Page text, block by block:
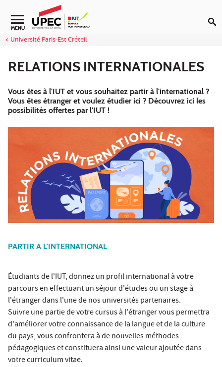
Aller au contenu
Navigation secondaire
MENU
Université Paris-Est Créteil
RELATIONS INTERNATIONALES
Vous êtes à l'IUT et vous souhaitez partir à l'international ?
Vous êtes étranger et voulez étudier ici ? Découvrez ici les
possibilités offertes par l'IUT !
PARTIR A L'INTERNATIONAL
Étudiants de l'IUT, donnez un profil international à votre
parcours en effectuant un séjour d'études ou un stage à
l'étranger dans l'une de nos universités partenaires.
Suivre une partie de votre cursus à l'étranger vous permettra
d'améliorer votre connaissance de la langue et de la culture
du pays, vous confrontera à de nouvelles méthodes
pédagogiques et constituera ainsi une valeur ajoutée dans
votre curriculum vitae.